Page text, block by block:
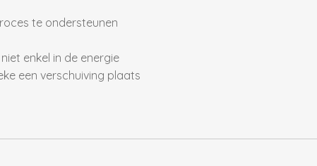
te ondersteunen
enkel in de energie
een verschuiving plaats